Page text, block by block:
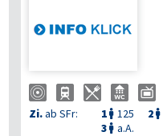
Zi.ab SFr: 1  125 2 
3  a.A.